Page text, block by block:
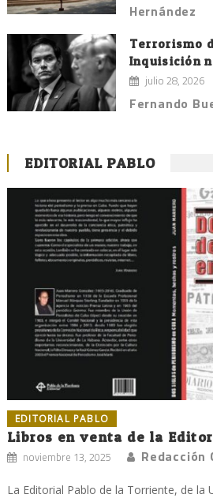
Hernández
Terrorismo
Inquisición
julio 28, 2026
Fernando
EDITORIAL PABLO
EDITORIAL PABLO
Libros en venta de la
noviembre 13, 2025 Redacción
La Editorial Pablo de la Torriente, de la